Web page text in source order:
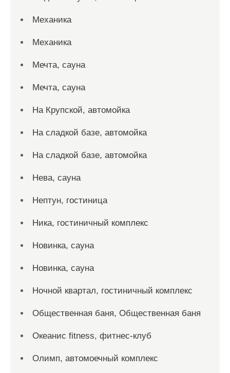
Механика
Механика
Мечта, сауна
Мечта, сауна
На Крупской, автомойка
На сладкой базе, автомойка
На сладкой базе, автомойка
Нева, сауна
Нептун, гостиница
Ника, гостиничный комплекс
Новинка, сауна
Новинка, сауна
Ночной квартал, гостиничный комплекс
Общественная баня, Общественная баня
Океанис fitness, фитнес-клуб
Олимп, автомоечный комплекс